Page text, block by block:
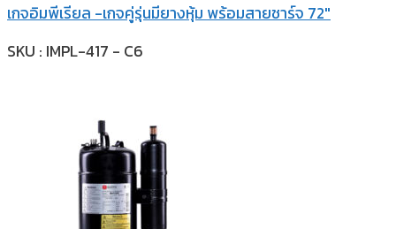
เกจอิมพีเรียล -เกจคู่รุ่นมียางหุ้ม พร้อมสายชาร์จ 72″
SKU : IMPL-417 - C6